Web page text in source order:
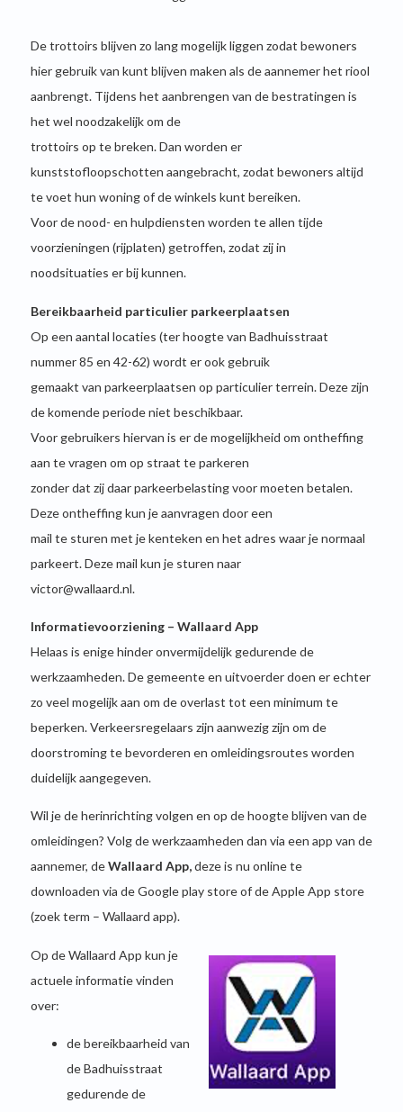
De trottoirs blijven zo lang mogelijk liggen zodat bewoners
hier gebruik van kunt blijven maken als de aannemer het riool
aanbrengt. Tijdens het aanbrengen van de bestratingen is
het wel noodzakelijk om de
trottoirs op te breken. Dan worden er
kunststofloopschotten aangebracht, zodat bewoners altijd
te voet hun woning of de winkels kunt bereiken.
Voor de nood- en hulpdiensten worden te allen tijde
voorzieningen (rijplaten) getroffen, zodat zij in
noodsituaties er bij kunnen.
Bereikbaarheid particulier parkeerplaatsen
Op een aantal locaties (ter hoogte van Badhuisstraat
nummer 85 en 42-62) wordt er ook gebruik
gemaakt van parkeerplaatsen op particulier terrein. Deze zijn
de komende periode niet beschikbaar.
Voor gebruikers hiervan is er de mogelijkheid om ontheffing
aan te vragen om op straat te parkeren
zonder dat zij daar parkeerbelasting voor moeten betalen.
Deze ontheffing kun je aanvragen door een
mail te sturen met je kenteken en het adres waar je normaal
parkeert. Deze mail kun je sturen naar
victor@wallaard.nl.
Informatievoorziening – Wallaard App
Helaas is enige hinder onvermijdelijk gedurende de
werkzaamheden. De gemeente en uitvoerder doen er echter
zo veel mogelijk aan om de overlast tot een minimum te
beperken. Verkeersregelaars zijn aanwezig zijn om de
doorstroming te bevorderen en omleidingsroutes worden
duidelijk aangegeven.
Wil je de herinrichting volgen en op de hoogte blijven van de
omleidingen? Volg de werkzaamheden dan via een app van de
aannemer, deWallaard App,deze is nu online te
downloaden via de Google play store of de Apple App store
(zoek term – Wallaard app).
Op de Wallaard App kun je
actuele informatie vinden
over:
de bereikbaarheid van
de Badhuisstraat
gedurende de